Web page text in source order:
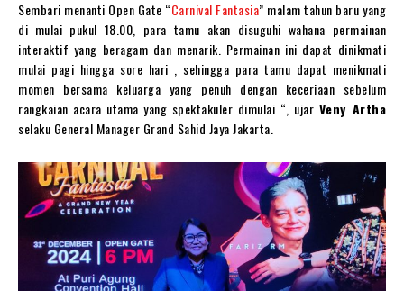
Sembari menanti Open Gate “Carnival Fantasia” malam tahun baru yang
di mulai pukul 18.00, para tamu akan disuguhi wahana permainan
interaktif yang beragam dan menarik. Permainan ini dapat dinikmati
mulai pagi hingga sore hari , sehingga para tamu dapat menikmati
momen bersama keluarga yang penuh dengan keceriaan sebelum
rangkaian acara utama yang spektakuler dimulai “, ujar Veny Artha
selaku General Manager Grand Sahid Jaya Jakarta.